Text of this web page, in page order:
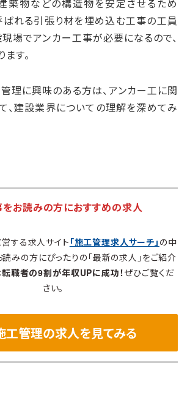
築物などの構造物を安定させるため
ばれる引張り材を埋め込む工事の工員
現場でアンカー工事が必要になるので、
す。
理に興味のある方は、アンカー工に関
、建設業界についての理解を深めてみ
をお読みの方におすすめの求人
する求人サイト 「施工管理求人サーチ」 の中
みの方にぴったりの「最新の求人」をご紹介
転職者の9割が年収UPに成功！ぜひご覧くだ
さい。
工管理の求人を見てみる